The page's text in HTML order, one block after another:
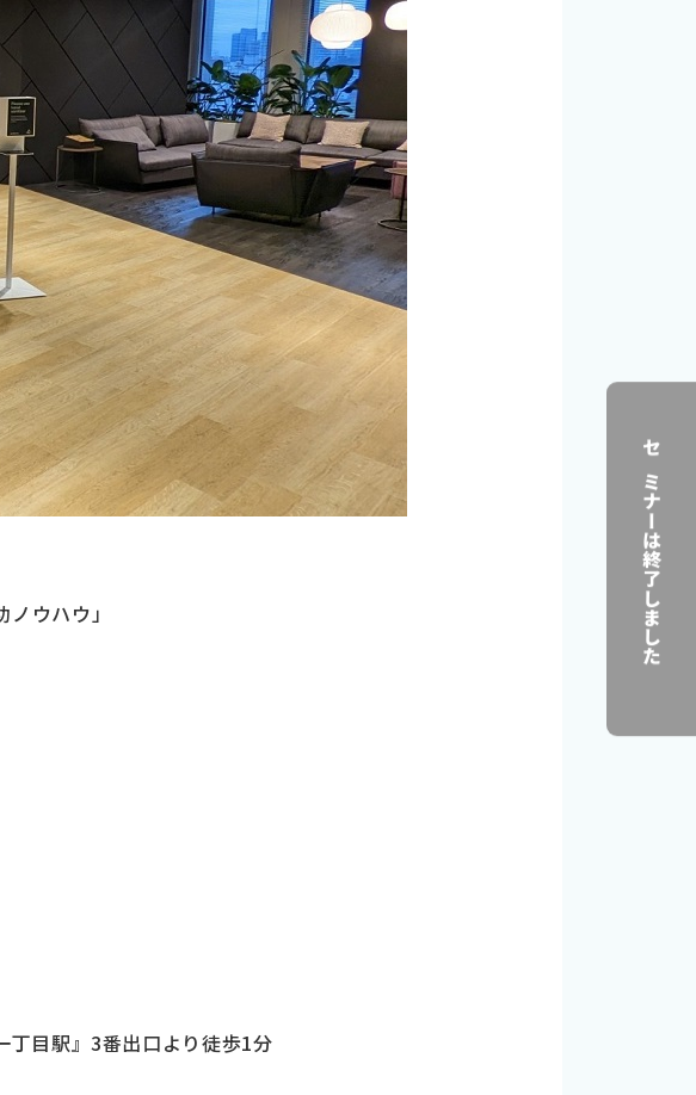
セミナーは終了しました
ウハウ」
目駅』3番出口より徒歩1分